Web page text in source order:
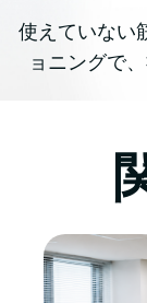
使えていない
ョニングで